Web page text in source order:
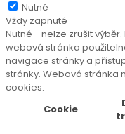
Nutné
Vždy zapnuté
Nutné - nelze zrušit
webová stránka
navigace stránky a
stránky. Webová stránka
cookies.
Cookie